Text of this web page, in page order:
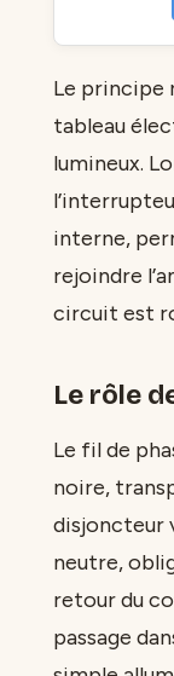
Le principe
tableau
lumineux.
interne,
rejoindre
circuit est
Le rôle
Le fil de
noire,
disjoncteur
neutre,
retour du
passage